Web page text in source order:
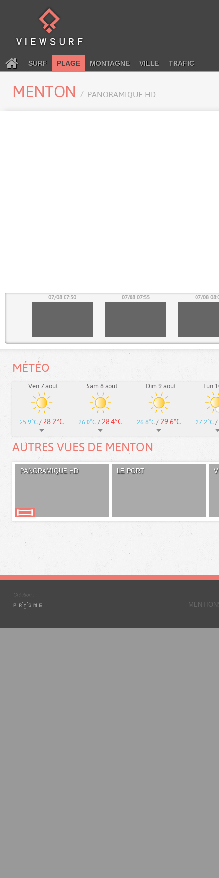
SURF PLAGE MONTAGNE VILLE TRAFIC
MENTON PANORAMIQUE HD
07/08 07:50 07/08 07:55 07/08
MÉTÉO
Ven 7 août
25.9°C / 28.2°C
Sam 8 août
26.0°C / 28.4°C
Dim 9 août
26.8°C / 29.6°C
Lun
27.2°C /
AUTRES VUES DE MENTON
PANORAMIQUE HD LE PORT